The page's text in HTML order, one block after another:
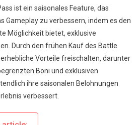
Battle
Pass:
Vorteile
Des
Frühen
Kaufs
ist ein saisonales Feature, das
Gameplay zu verbessern, indem es den
Möglichkeit bietet, exklusive
Durch den frühen Kauf des Battle
Vorteile freischalten, darunter
Boni und exklusiven
ihre saisonalen Belohnungen
verbessert.